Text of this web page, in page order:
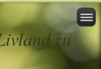
zu